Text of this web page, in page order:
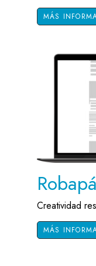
MÁS
Creatividad
MÁS